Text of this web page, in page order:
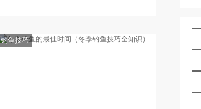
钓鱼技巧